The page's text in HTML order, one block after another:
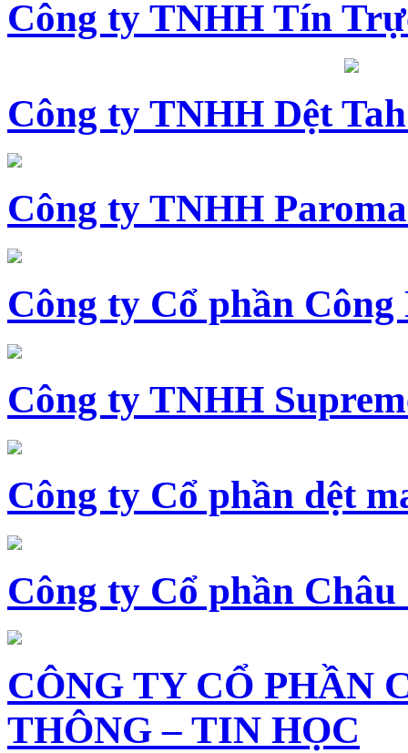
Công ty TNHH Tín
Công ty TNHH Dệt
Công ty TNHH
Công ty Cổ phần Công
Công ty TNHH
Công ty Cổ phần dệt
Công ty Cổ phần Châu
CÔNG TY CỔ PHẦN
THÔNG – TIN HỌC